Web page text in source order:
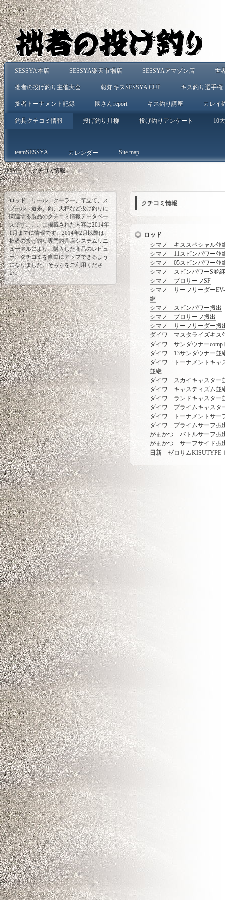
SESSYA本店 SESSYA楽天市場店 SESSYAアマゾン店 世
拙者の投げ釣り主催大会 報知キスSESSYA CUP キス釣り選手権
拙者トーナメント記録 國さんreport キス釣り講座 カレイ
釣具クチコミ情報 投げ釣り川柳 投げ釣りアンケート 10
teamSESSYA カレンダー Site map
HOME > クチコミ情報
クチコミ情報
ロッド
シマノ キススペシャル並
シマノ 11スピンパワー並
シマノ 05スピンパワー並
シマノ スピンパワーS並継
シマノ プロサーフSF
シマノ サーフリーダー
継
シマノ スピンパワー振出
シマノ プロサーフ振出
シマノ サーフリーダー振
ダイワ マスタライズキス
ダイワ サンダウナー
ダイワ 13サンダウナー並
ダイワ トーナメントキャ
並継
ダイワ スカイキャスター
ダイワ キャスティズム並
ダイワ ランドキャスター
ダイワ プライムキャスタ
ダイワ トーナメントサー
ダイワ プライムサーフ振
がまかつ バトルサーフ振
がまかつ サーフサイド振
日新 ゼロサム
ロッド、リール、クーラー、竿立て、ス
プール、道糸、鈎、天秤など投げ釣りに
関連する製品のクチコミ情報データベー
スです。ここに掲載された内容は2014年
1月までに情報です。2014年2月以降は、
拙者の投げ釣り専門釣具店システムリニ
ューアルにより、購入した商品のレビュ
ー、クチコミを自由にアップできるよう
になりました。そちらをご利用くださ
い。